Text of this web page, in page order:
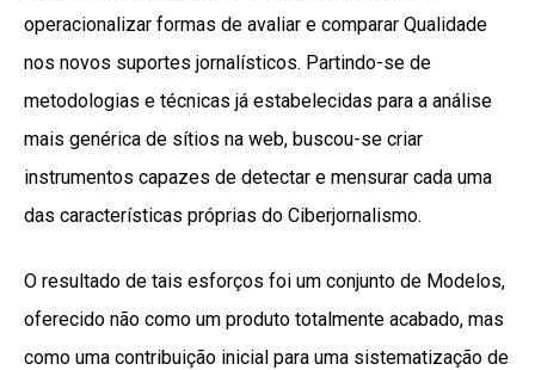
operacionalizar formas de avaliar e comparar Qualidade
nos novos suportes jornalísticos. Partindo-se de
metodologias e técnicas já estabelecidas para a análise
mais genérica de sítios na web, buscou-se criar
instrumentos capazes de detectar e mensurar cada uma
das características próprias do Ciberjornalismo.
O resultado de tais esforços foi um conjunto de Modelos,
oferecido não como um produto totalmente acabado, mas
como uma contribuição inicial para uma sistematização de